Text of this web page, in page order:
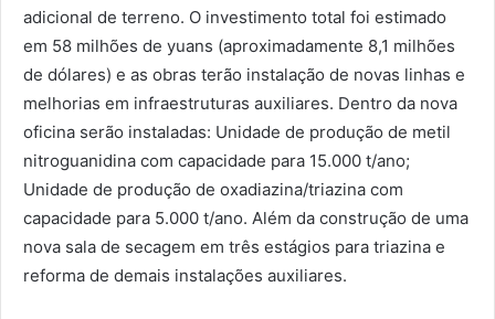
adicional de terreno. O investimento total foi estimado
em 58 milhões de yuans (aproximadamente 8,1 milhões
de dólares) e as obras terão instalação de novas linhas e
melhorias em infraestruturas auxiliares. Dentro da nova
oficina serão instaladas: Unidade de produção de metil
nitroguanidina com capacidade para 15.000 t/ano;
Unidade de produção de oxadiazina/triazina com
capacidade para 5.000 t/ano. Além da construção de uma
nova sala de secagem em três estágios para triazina e
reforma de demais instalações auxiliares.